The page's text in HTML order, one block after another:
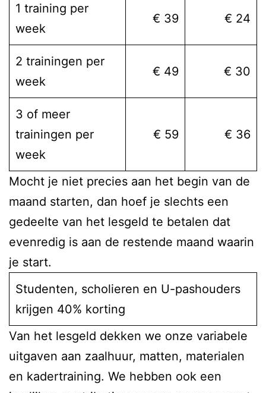
1 training per
week
€ 39 € 24
2 trainingen per
week
€ 49 € 30
3 of meer
trainingen per
week
€ 59 € 36
Mocht je niet precies aan het begin van de
maand starten, dan hoef je slechts een
gedeelte van het lesgeld te betalen dat
evenredig is aan de restende maand waarin
je start.
Studenten, scholieren en U-pashouders
krijgen 40% korting
Van het lesgeld dekken we onze variabele
uitgaven aan zaalhuur, matten, materialen
en kadertraining. We hebben ook een